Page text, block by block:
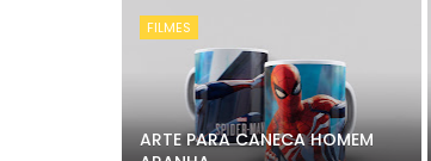
FILMES
ARTE PARA CANECA HOMEM